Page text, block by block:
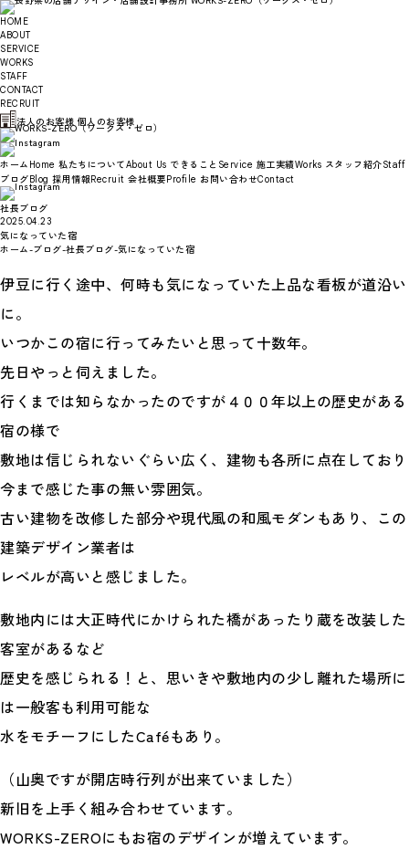
HOME
ABOUT
SERVICE
WORKS
STAFF
CONTACT
RECRUIT
法人のお客様 個人のお客様
ホーム Home 私たちについてAbout Us できること Service 施工実績Works スタッフ紹介Staff
ブログBlog 採用情報Recruit 会社概要Profile お問い合わせContact
社長ブログ
2025.04.23
気になっていた宿
ホーム-ブログ-社長ブログ-気になっていた宿
伊豆に行く途中、何時も気になっていた上品な看板が道沿い
に。
いつかこの宿に行ってみたいと思って十数年。
先日やっと伺えました。
行くまでは知らなかったのですが４００年以上の歴史がある
宿の様で
敷地は信じられないぐらい広く、建物も各所に点在しており
今まで感じた事の無い雰囲気。
古い建物を改修した部分や現代風の和風モダンもあり、この
建築デザイン業者は
レベルが高いと感じました。
敷地内には大正時代にかけられた橋があったり蔵を改装した
客室があるなど
歴史を感じられる！と、思いきや敷地内の少し離れた場所に
は一般客も利用可能な
水をモチーフにしたCaféもあり。
（山奥ですが開店時行列が出来ていました）
新旧を上手く組み合わせています。
WORKS-ZEROにもお宿のデザインが増えています。